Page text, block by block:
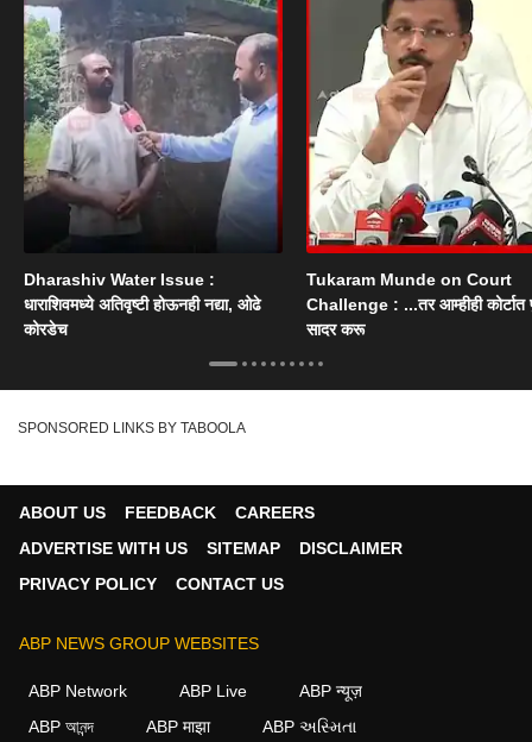
Dharashiv Water Issue :
धाराशिवमध्ये अतिवृष्टी होऊनही नद्या, ओढे
कोरडेच
Tukaram Munde on Court
Challenge : ...तर आम्हीही कोर्टात
सादर करू
SPONSORED LINKS BY TABOOLA
ABOUT US FEEDBACK
CAREERS
ADVERTISE WITH US
SITEMAP
DISCLAIMER
PRIVACY POLICY
CONTACT US
ABP NEWS GROUP WEBSITES
ABP Network ABP Live
ABP न्यूज़
ABP আনন্দ
ABP माझा ABP અસ્મિતા